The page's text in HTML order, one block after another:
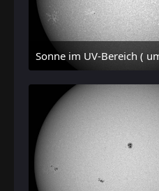
31. Juli 2026 um 20:03